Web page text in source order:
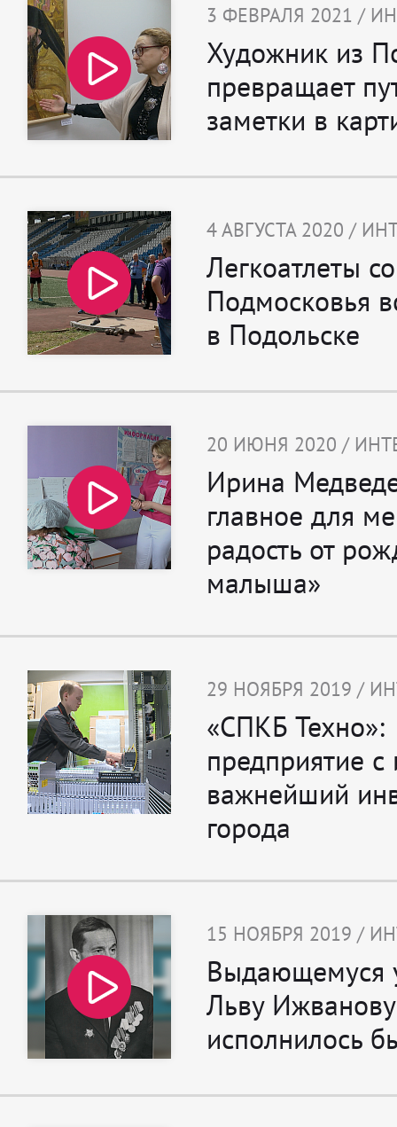
3 ФЕВРАЛЯ 2021 /
Художник из
превращает
заметки в
4 АВГУСТА 2020 /
Легкоатлеты
Подмосковья
в Подольске
20 ИЮНЯ 2020 /
Ирина
главное для
радость от
малыша»
29 НОЯБРЯ 2019 /
«СПКБ Техно»:
предприятие с
важнейший
города
15 НОЯБРЯ 2019 /
Выдающемуся
Льву Ижванову
исполнилось